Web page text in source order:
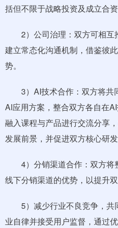
括但不限于战略投资及成立合资
2）公司治理：双方可相互
建立常态化沟通机制，借鉴彼
势。
3）AI技术合作：双方将共
AI应用方案，整合双方各自在
融入课程与产品进行交流分享
发展前景，并促进双方核心研
4）分销渠道合作：双方将
线下分销渠道的优势，以提升双
5）减少行业不良竞争，共
业自律并接受用户监督，通过